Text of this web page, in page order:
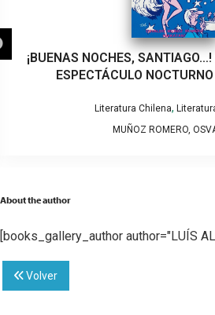
¡BUENAS NOCHES,
ESPECTÁCULO
Literatura Chilena,
MUÑOZ ROMERO,
About the author
[books_gallery_author author="LUÍS
Volver